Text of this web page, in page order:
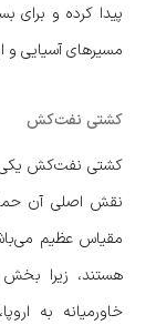
پیدا کرده و برای
مسیرهای آسیایی و
کشتی نفت‌کش
کشتی نفت‌کش یکی
نقش اصلی آن
مقیاس عظیم
هستند، زیرا
خاورمیانه به